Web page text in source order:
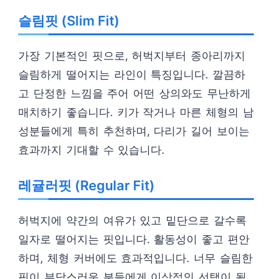
슬림핏 (Slim Fit)
가장 기본적인 핏으로, 허벅지부터 종아리까지
슬림하게 떨어지는 라인이 특징입니다. 깔끔하
고 단정한 느낌을 주어 어떤 상의와도 무난하게
매치하기 좋습니다. 키가 작거나 마른 체형의 남
성분들에게 특히 추천하며, 다리가 길어 보이는
효과까지 기대할 수 있습니다.
레귤러핏 (Regular Fit)
허벅지에 약간의 여유가 있고 밑단으로 갈수록
일자로 떨어지는 핏입니다. 활동성이 좋고 편안
하며, 체형 커버에도 효과적입니다. 너무 슬림한